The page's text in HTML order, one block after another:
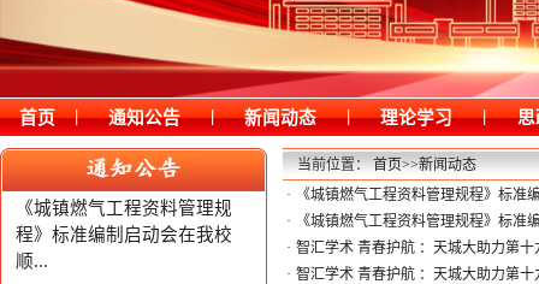
首页 | 通知公告 | 新闻动态 | 理论学习 | 思
《城镇燃气工程资料管理规
程》标准编制启动会在我校
顺...
当前位置：首页>>新闻动态
·
《城镇燃气工程资料管理规程》标准
·
《城镇燃气工程资料管理规程》标准
· 智汇学术 青春护航 ：天城大助力第
· 智汇学术 青春护航 ：天城大助力第